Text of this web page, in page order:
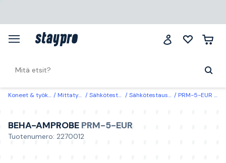
Koneet & työkalut Mittatyökalut Sähkötestaustyökalut Sähkötestaustyökalut lisätarvikkeet PRM-5-EUR Beha-Amprobe Kiertosuuntamittari
BEHA-AMPROBE PRM-5-EUR
Tuotenumero: 2270012